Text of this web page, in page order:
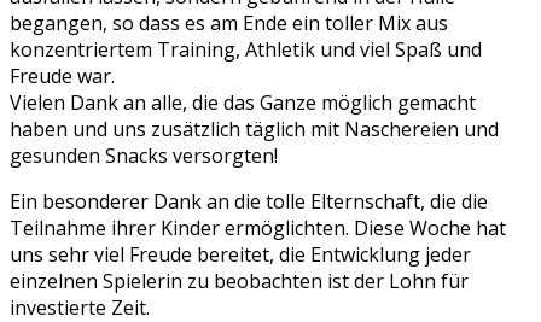
begangen, so dass es am Ende ein toller Mix aus
konzentriertem Training, Athletik und viel Spaß und
Freude war.
Vielen Dank an alle, die das Ganze möglich gemacht
haben und uns zusätzlich täglich mit Naschereien und
gesunden Snacks versorgten!
Ein besonderer Dank an die tolle Elternschaft, die die
Teilnahme ihrer Kinder ermöglichten. Diese Woche hat
uns sehr viel Freude bereitet, die Entwicklung jeder
einzelnen Spielerin zu beobachten ist der Lohn für
investierte Zeit.